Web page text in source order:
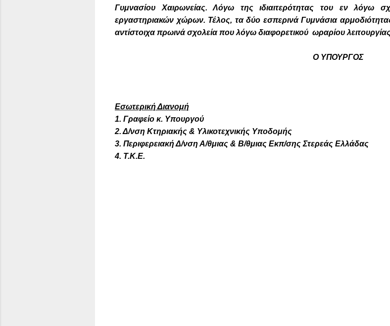
Γυμνασίου Χαιρωνείας. Λόγω της ιδιαιτερότητας του εν λόγω
εργαστηριακών χώρων. Τέλος, τα δύο εσπερινά Γυμνάσια
αντίστοιχα πρωινά σχολεία που λόγω διαφορετικού ωραρίου
Ο ΥΠΟΥΡΓΟΣ
ΝΙΚΟΛΑΟΣ
Εσωτερική Διανομή
1. Γραφείο κ. Υπουργού
2. Δ/νση Κτηριακής & Υλικοτεχνικής Υποδομής
3. Περιφερειακή Δ/νση Α/θμιας & Β/θμιας Εκπ/σης Στερεάς Ελλάδας
4. Τ.Κ.Ε.